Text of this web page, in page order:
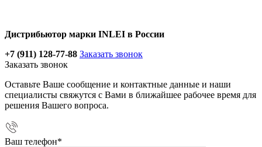
Дистрибьютор марки INLEI в России
+7 (911) 128-77-88 Заказать звонок
Заказать звонок
Оставьте Ваше сообщение и контактные данные и наши
специалисты свяжутся с Вами в ближайшее рабочее время для
решения Вашего вопроса.
Ваш телефон*